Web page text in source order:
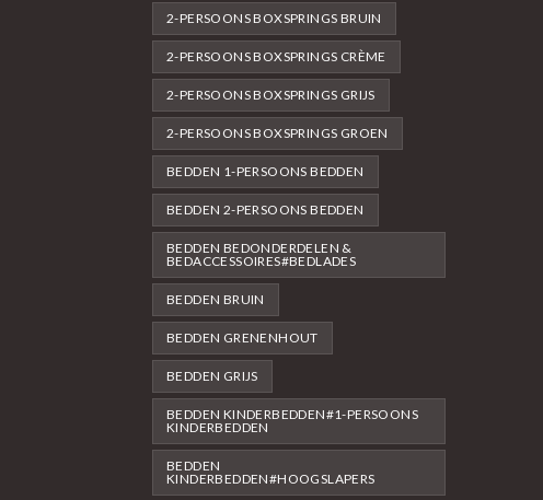
2-PERSOONS BOXSPRINGS BRUIN
2-PERSOONS BOXSPRINGS CRÈME
2-PERSOONS BOXSPRINGS GRIJS
2-PERSOONS BOXSPRINGS GROEN
BEDDEN 1-PERSOONS BEDDEN
BEDDEN 2-PERSOONS BEDDEN
BEDDEN BEDONDERDELEN &
BEDACCESSOIRES#BEDLADES
BEDDEN BRUIN
BEDDEN GRENENHOUT
BEDDEN GRIJS
BEDDEN KINDERBEDDEN#1-PERSOONS
KINDERBEDDEN
BEDDEN
KINDERBEDDEN#HOOGSLAPERS